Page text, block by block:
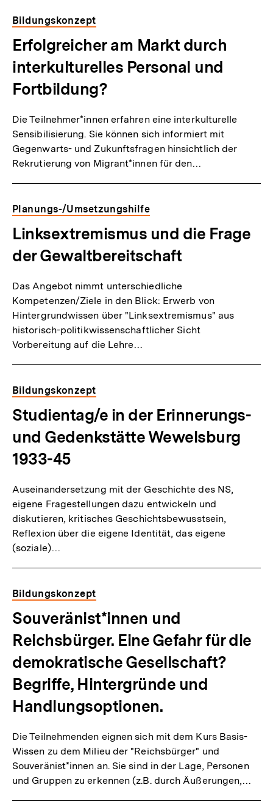
Bildungskonzept
Erfolgreicher am Markt durch
interkulturelles Personal und
Fortbildung?
Die Teilnehmer*innen erfahren eine interkulturelle
Sensibilisierung. Sie können sich informiert mit
Gegenwarts- und Zukunftsfragen hinsichtlich der
Rekrutierung von Migrant*innen für den…
Planungs-/Umsetzungshilfe
Linksextremismus und die Frage
der Gewaltbereitschaft
Das Angebot nimmt unterschiedliche
Kompetenzen/Ziele in den Blick: Erwerb von
Hintergrundwissen über "Linksextremismus" aus
historisch-politikwissenschaftlicher Sicht
Vorbereitung auf die Lehre…
Bildungskonzept
Studientag/e in der Erinnerungs-
und Gedenkstätte Wewelsburg
1933-45
Auseinandersetzung mit der Geschichte des NS,
eigene Fragestellungen dazu entwickeln und
diskutieren, kritisches Geschichtsbewusstsein,
Reflexion über die eigene Identität, das eigene
(soziale)…
Bildungskonzept
Souveränist*innen und
Reichsbürger. Eine Gefahr für die
demokratische Gesellschaft?
Begriffe, Hintergründe und
Handlungsoptionen.
Die Teilnehmenden eignen sich mit dem Kurs Basis-
Wissen zu dem Milieu der "Reichsbürger" und
Souveränist*innen an. Sie sind in der Lage, Personen
und Gruppen zu erkennen (z.B. durch Äußerungen,…